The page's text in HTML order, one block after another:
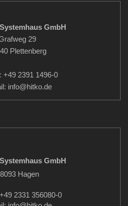
GmbH
29
Plettenberg
+49 2391 1496-0
info@hitko.de
GmbH
Hagen
2331 356080-0